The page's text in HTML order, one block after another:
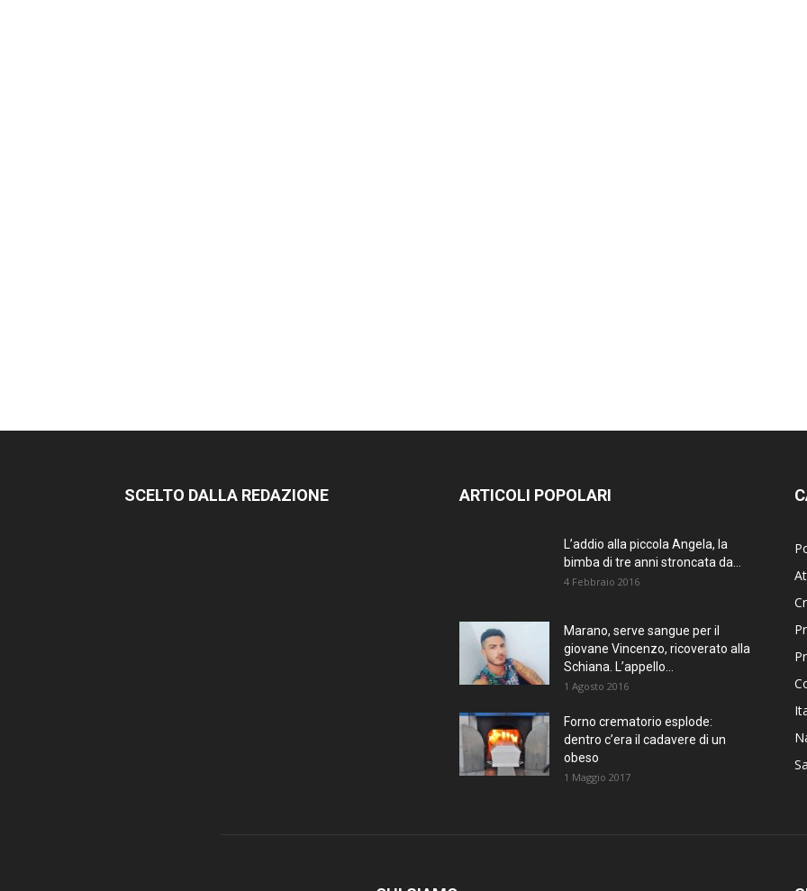
SCELTO DALLA REDAZIONE ARTICOLI POPOLARI
L’addio alla piccola Angela, la
bimba di tre anni stroncata da...
4 Febbraio 2016
Marano, serve sangue per il
giovane Vincenzo, ricoverato alla
Schiana. L’appello...
1 Agosto 2016
Forno crematorio esplode:
dentro c’era il cadavere di un
obeso
1 Maggio 2017